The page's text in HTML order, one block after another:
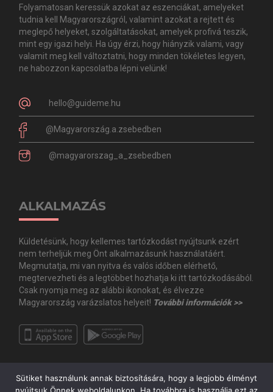
Folyamatosan keressük azokat az eszenciákat, amelyeket
tudnia kell Magyarországról, valamint azokat a rejtett és
meglepő helyeket, szolgáltatásokat, amelyek profivá teszik,
mint egy igazi helyi. Ha úgy érzi, hogy hiányzik valami, vagy
valamit meg kell változtatni, hogy minden tökéletes legyen,
ne habozzon kapcsolatba lépni velünk!
hello@guideme.hu
@Magyarország.a.zsebedben
@magyarorszag_a_zsebedben
ALKALMAZÁS
Küldetésünk, hogy kellemes tartózkodást nyújtsunk ezért
nem terheljük meg Önt alkalmazásunk használatáért.
Megmutatja, mi van nyitva és valós időben elérhető,
megtervezheti és a legtöbbet hozhatja ki itt tartózkodásából.
Csak nyomja meg az alábbi ikonokat, és élvezze
Magyarország varázslatos helyeit! További információk >>
Sütiket használunk annak biztosítására, hogy a legjobb élményt